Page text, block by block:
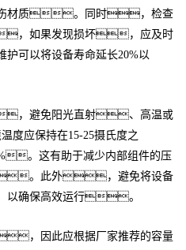
材质。同时，检查
，如果发现损坏，应及时
可以将设备寿命延长20%以
，避免阳光直射、高温或
应保持在15-25摄氏度之
。这有助于减少内部组件的压
。此外，避免将设备
以确保高效运行。
，因此应根据厂家推荐的容量